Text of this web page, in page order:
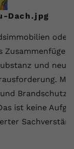
Dach.jpg
oder
Zusammenfügen
und
Brandschutz
ist keine